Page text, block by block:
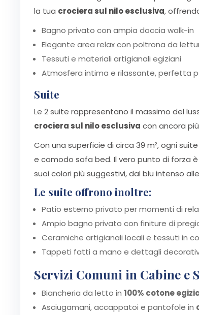
la tua crociera sul nilo esclusiva,
Bagno privato con ampia doccia walk-in
Elegante area relax con poltrona da
Tessuti e materiali artigianali egiziani
Atmosfera intima e rilassante, perfetta
Suite
Le 2 suite rappresentano il massimo del
crociera sul nilo esclusiva con ancora
Con una superficie di circa 39 m², ogni
e comodo sofa bed. Il vero punto di forza
suoi colori più suggestivi, dal blu intenso
Le suite offrono inoltre:
Patio esterno privato per momenti di
Ampio bagno privato con finiture di
Ceramiche artigianali locali e tessuti in
Tappeti fatti a mano e dettagli
Servizi Comuni in Cabine e
Biancheria da letto in 100% cotone
Asciugamani, accappatoi e pantofole in